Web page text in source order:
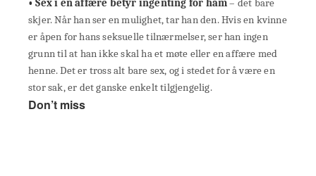
• Sex i en affære betyr ingenting for ham– det bare
skjer. Når han ser en mulighet, tar han den. Hvis en kvinne
er åpen for hans seksuelle tilnærmelser, ser han ingen
grunn til at han ikke skal ha et møte eller en affære med
henne. Det er tross alt bare sex, og i stedet for å være en
stor sak, er det ganske enkelt tilgjengelig.
Don’t miss